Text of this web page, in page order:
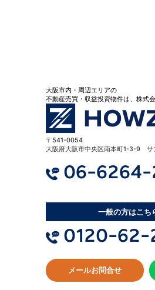
大阪市内・周辺エリアの
不動産売買・収益投資物件は、株式
〒541-0054
大阪府大阪市中央区南本町1-3-9 サ
06-6264-
一般の方はこち
0120-62-
メールお問合せ